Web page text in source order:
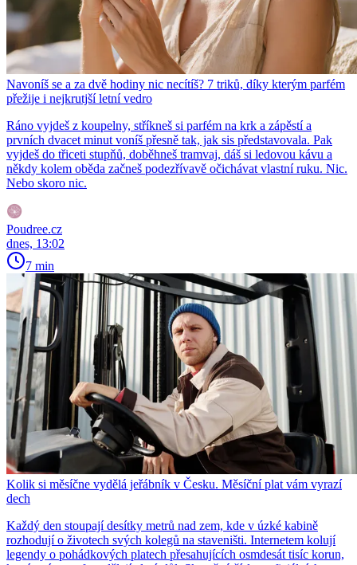
Navoníš se a za dvě hodiny nic necítíš? 7 triků, díky kterým parfém
přežije i nejkrutjší letní vedro
Ráno vyjdeš z koupelny, stříkneš si parfém na krk a zápěstí a
prvních dvacet minut voníš přesně tak, jak sis představovala. Pak
vyjdeš do třiceti stupňů, doběhneš tramvaj, dáš si ledovou kávu a
někdy kolem oběda začneš podezřívavě očichávat vlastní ruku. Nic.
Nebo skoro nic.
Poudree.cz
dnes, 13:02
7 min
Kolik si měsíčne vydělá jeřábník v Česku. Měsíční plat vám vyrazí
dech
Každý den stoupají desítky metrů nad zem, kde v úzké kabině
rozhodují o životech svých kolegů na staveništi. Internetem kolují
legendy o pohádkových platech přesahujících osmdesát tisíc korun,